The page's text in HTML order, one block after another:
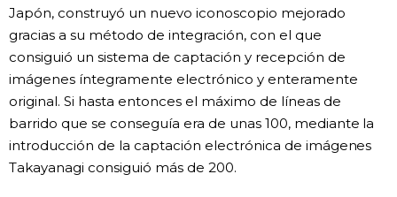
Japón, construyó un nuevo iconoscopio mejorado
gracias a su método de integración, con el que
consiguió un sistema de captación y recepción de
imágenes íntegramente electrónico y enteramente
original. Si hasta entonces el máximo de líneas de
barrido que se conseguía era de unas 100, mediante la
introducción de la captación electrónica de imágenes
Takayanagi consiguió más de 200.